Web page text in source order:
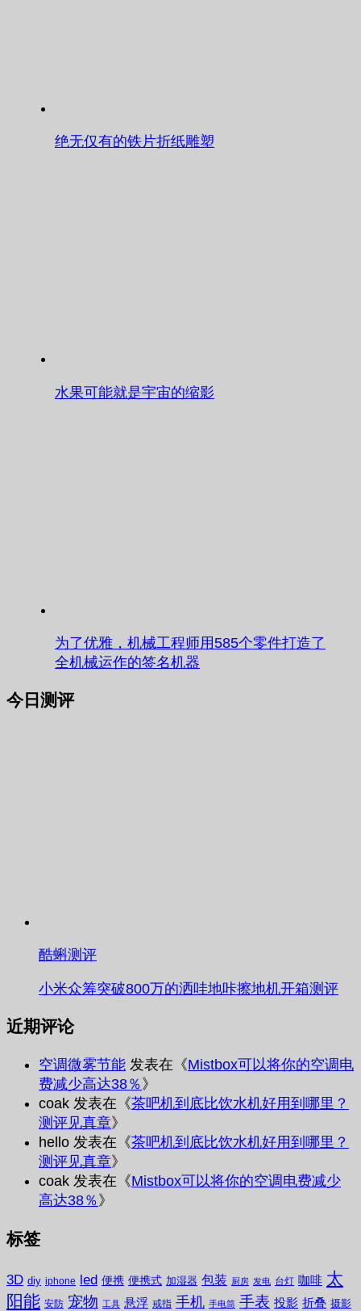
绝无仅有的铁片折纸雕塑
水果可能就是宇宙的缩影
为了优雅，机械工程师用585个零件打造了
全机械运作的签名机器
今日测评
酷蝌测评
小米众筹突破800万的洒哇地咔擦地机开箱测评
近期评论
空调微雾节能 发表在《Mistbox可以将你的空调电
费减少高达38％ 》
coak 发表在《茶吧机到底比饮水机好用到哪里？
测评见真章》
hello 发表在《茶吧机到底比饮水机好用到哪里？
测评见真章》
coak 发表在《Mistbox可以将你的空调电费减少
高达38％ 》
标签
3D diy iphone led 便携 便携式 加湿器 包装 厨房 发电 台灯 咖啡 太
阳能 安防 宠物 工具 悬浮 戒指 手机 手电筒 手表 投影 折叠 摄影